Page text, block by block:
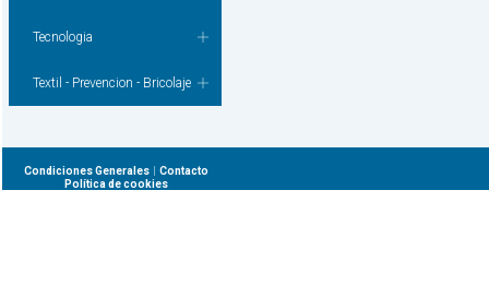
Tecnologia
Textil - Prevencion - Bricolaje
Condiciones Generales| Contacto
Política de cookies